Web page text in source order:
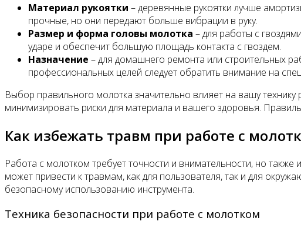
Материал рукоятки – деревянные рукоятки лучше
прочные, но они передают больше вибрации в руку.
Размер и форма головы молотка – для работы с
ударе и обеспечит большую площадь контакта с гвоздем.
Назначение – для домашнего ремонта или строительных
профессиональных целей следует обратить внимание на
Выбор правильного молотка значительно влияет на вашу
минимизировать риски для материала и вашего здоровья.
Как избежать травм при работе с
Работа с молотком требует точности и внимательности, но
может привести к травмам, как для пользователя, так и для
безопасному использованию инструмента.
Техника безопасности при работе с молотком